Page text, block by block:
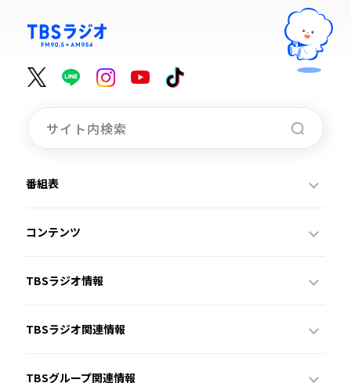
番組表
コンテンツ
TBSラジオ情報
TBSラジオ関連情報
TBSグループ関連情報